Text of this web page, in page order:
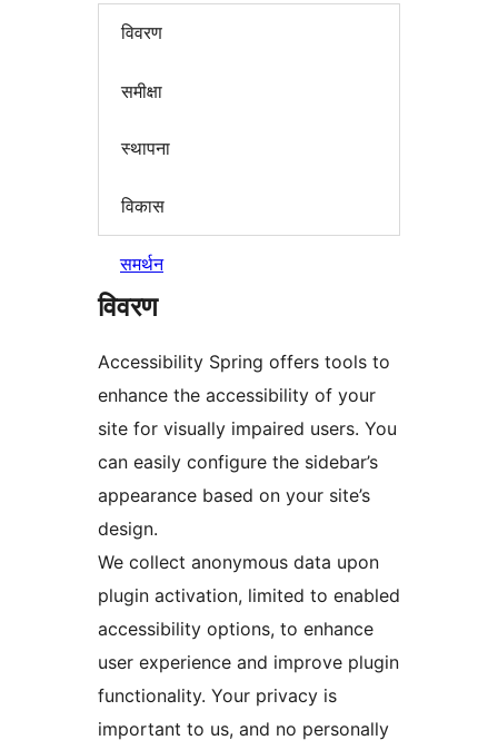
विवरण
समीक्षा
स्थापना
विकास
समर्थन
विवरण
Accessibility Spring offers tools to
enhance the accessibility of your
site for visually impaired users. You
can easily configure the sidebar’s
appearance based on your site’s
design.
We collect anonymous data upon
plugin activation, limited to enabled
accessibility options, to enhance
user experience and improve plugin
functionality. Your privacy is
important to us, and no personally